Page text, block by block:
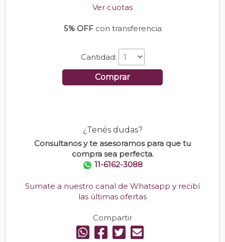
Ver cuotas
5% OFFcon transferencia
Cantidad:
Comprar
¿Tenés dudas?
Consultanos y te asesoramos para que tu
compra sea perfecta.
11-6162-3088
Sumate a nuestro canal de Whatsapp y recibí
las últimas ofertas
Compartir